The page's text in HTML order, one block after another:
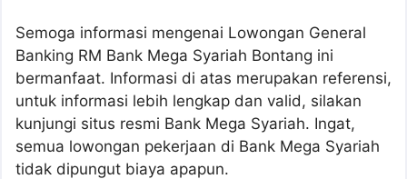
Semoga informasi mengenai Lowongan General
Banking RM Bank Mega Syariah Bontang ini
bermanfaat. Informasi di atas merupakan referensi,
untuk informasi lebih lengkap dan valid, silakan
kunjungi situs resmi Bank Mega Syariah. Ingat,
semua lowongan pekerjaan di Bank Mega Syariah
tidak dipungut biaya apapun.